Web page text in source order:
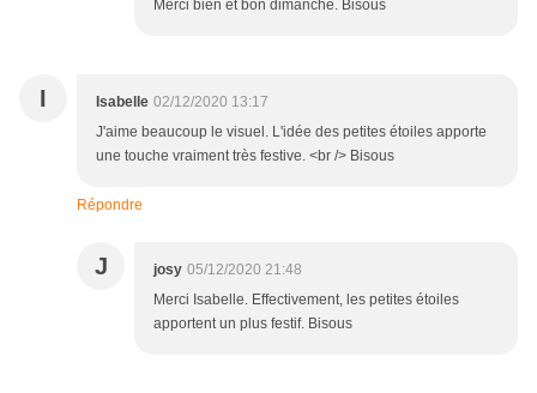
Merci bien et bon dimanche. Bisous
I Isabelle 02/12/2020 13:17
J'aime beaucoup le visuel. L'idée des petites étoiles apporte
une touche vraiment très festive. <br /> Bisous
Répondre
J josy 05/12/2020 21:48
Merci Isabelle. Effectivement, les petites étoiles
apportent un plus festif. Bisous